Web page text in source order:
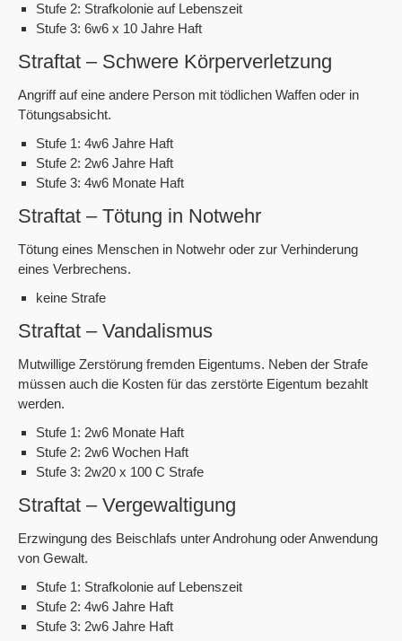
Stufe 2: Strafkolonie auf Lebenszeit
Stufe 3: 6w6 x 10 Jahre Haft
Straftat – Schwere Körperverletzung
Angriff auf eine andere Person mit tödlichen Waffen oder in
Tötungsabsicht.
Stufe 1: 4w6 Jahre Haft
Stufe 2: 2w6 Jahre Haft
Stufe 3: 4w6 Monate Haft
Straftat – Tötung in Notwehr
Tötung eines Menschen in Notwehr oder zur Verhinderung
eines Verbrechens.
keine Strafe
Straftat – Vandalismus
Mutwillige Zerstörung fremden Eigentums. Neben der Strafe
müssen auch die Kosten für das zerstörte Eigentum bezahlt
werden.
Stufe 1: 2w6 Monate Haft
Stufe 2: 2w6 Wochen Haft
Stufe 3: 2w20 x 100 C Strafe
Straftat – Vergewaltigung
Erzwingung des Beischlafs unter Androhung oder Anwendung
von Gewalt.
Stufe 1: Strafkolonie auf Lebenszeit
Stufe 2: 4w6 Jahre Haft
Stufe 3: 2w6 Jahre Haft